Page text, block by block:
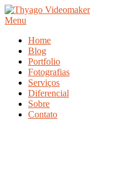
Saltar
para
conteúdo
Menu
Home
Blog
Portfolio
Fotografias
Serviços
Diferencial
Sobre
Contato